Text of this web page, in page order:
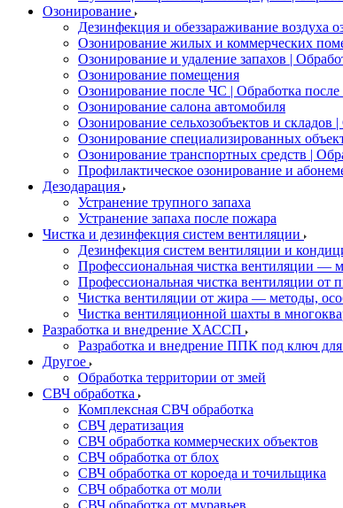
Озонирование
Дезинфекция и обеззараживание
Озонирование жилых и коммерческих
Озонирование и удаление запахов |
Озонирование помещения
Озонирование после ЧС | Обработка
Озонирование салона автомобиля
Озонирование сельхозобъектов и
Озонирование специализированных
Озонирование транспортных средств |
Профилактическое озонирование и
Дезодарация
Устранение трупного запаха
Устранение запаха после пожара
Чистка и дезинфекция систем вентиляции
Дезинфекция систем вентиляции и
Профессиональная чистка вентиляции —
Профессиональная чистка вентиляции
Чистка вентиляции от жира — методы,
Чистка вентиляционной шахты в
Разработка и внедрение ХАССП
Разработка и внедрение ППК под ключ
Другое
Обработка территории от змей
СВЧ обработка
Комплексная СВЧ обработка
СВЧ дератизация
СВЧ обработка коммерческих объектов
СВЧ обработка от блох
СВЧ обработка от короеда и точильщика
СВЧ обработка от моли
СВЧ обработка от муравьев